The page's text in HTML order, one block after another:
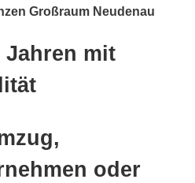
Großraum Neudenau
Jahren mit
oder